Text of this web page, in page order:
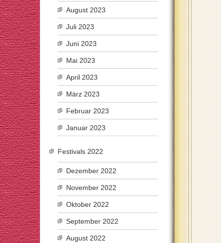
August 2023
Juli 2023
Juni 2023
Mai 2023
April 2023
März 2023
Februar 2023
Januar 2023
Festivals 2022
Dezember 2022
November 2022
Oktober 2022
September 2022
August 2022